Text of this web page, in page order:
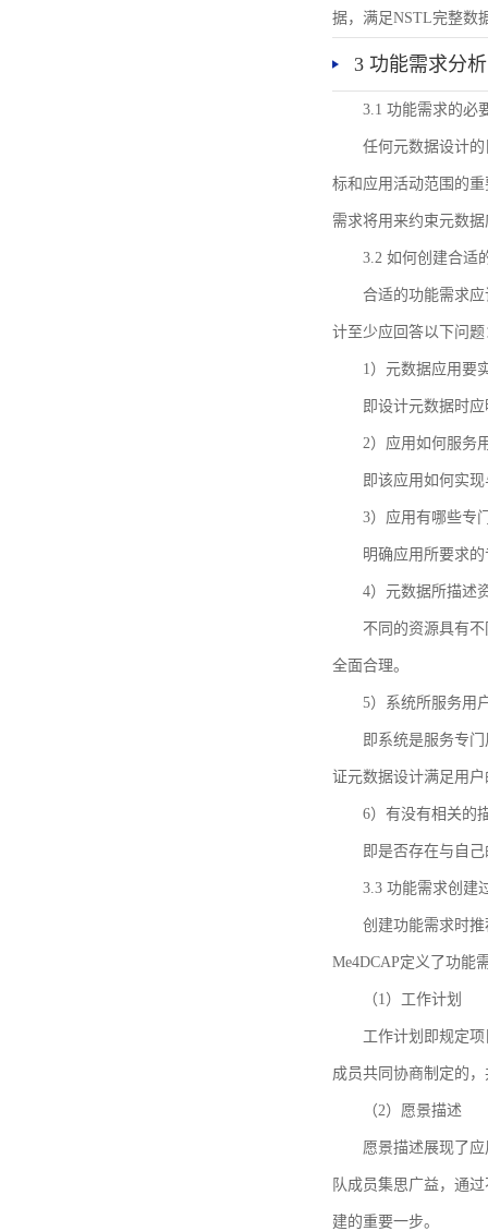
据，满足NSTL完整数
3 功能需求分析
3.1 功能需求的必
任何元数据设计
标和应用活动范围的
需求将用来约束元数
3.2 如何创建合适
合适的功能需求
计至少应回答以下问题
1）元数据应用要
即设计元数据时
2）应用如何服务
即该应用如何实
3）应用有哪些专
明确应用所要求
4）元数据所描述
不同的资源具有
全面合理。
5）系统所服务用
即系统是服务专
证元数据设计满足用
6）有没有相关的
即是否存在与自
3.3 功能需求创建
创建功能需求时推
Me4DCAP定义了功能
（1）工作计划
工作计划即规定
成员共同协商制定的
（2）愿景描述
愿景描述展现了
队成员集思广益，通
建的重要一步。